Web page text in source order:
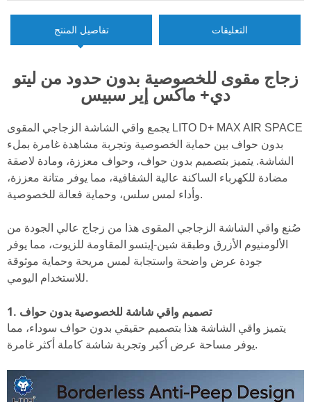
تفاصيل المنتج التعليقات
زجاج مقوى للخصوصية بدون حدود من ليتو
دي+ ماكس إير سبيس
يجمع واقي الشاشة الزجاجي المقوى LITO D+ MAX AIR SPACE
بدون حواف بين حماية الخصوصية وتجربة مشاهدة غامرة بملء
الشاشة. يتميز بتصميم بدون حواف، وحواف معززة، ومادة لاصقة
مضادة للكهرباء الساكنة عالية الشفافية، مما يوفر متانة معززة،
وأداء لمس سلس، وحماية فعالة للخصوصية.
صُنع واقي الشاشة الزجاجي المقوى هذا من زجاج عالي الجودة من
الألومنيوم الأزرق وطبقة شين-إيتسو المقاومة للزيوت، مما يوفر
جودة عرض واضحة واستجابة لمس مريحة وحماية موثوقة
للاستخدام اليومي.
1. تصميم واقي شاشة للخصوصية بدون حواف
يتميز واقي الشاشة هذا بتصميم حقيقي بدون حواف سوداء، مما
يوفر مساحة عرض أكبر وتجربة شاشة كاملة أكثر غامرة.